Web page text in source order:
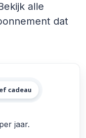
alle
dat
cadeau
jaar.